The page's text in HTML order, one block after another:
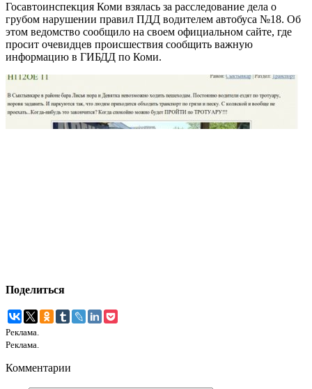
Госавтоинспекция Коми взялась за расследование дела о
грубом нарушении правил ПДД водителем автобуса №18. Об
этом ведомство сообщило на своем официальном сайте, где
просит очевидцев происшествия сообщить важную
информацию в ГИБДД по Коми.
Поделиться
Реклама.
Реклама.
Комментарии